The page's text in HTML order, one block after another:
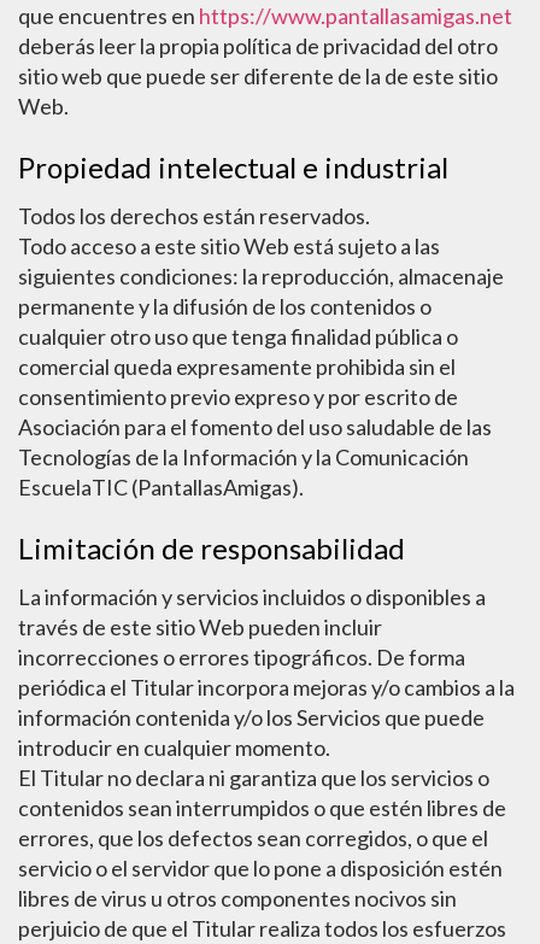
que encuentres en https://www.pantallasamigas.net
deberás leer la propia política de privacidad del otro
sitio web que puede ser diferente de la de este sitio
Web.
Propiedad intelectual e industrial
Todos los derechos están reservados.
Todo acceso a este sitio Web está sujeto a las
siguientes condiciones: la reproducción, almacenaje
permanente y la difusión de los contenidos o
cualquier otro uso que tenga finalidad pública o
comercial queda expresamente prohibida sin el
consentimiento previo expreso y por escrito de
Asociación para el fomento del uso saludable de las
Tecnologías de la Información y la Comunicación
EscuelaTIC (PantallasAmigas).
Limitación de responsabilidad
La información y servicios incluidos o disponibles a
través de este sitio Web pueden incluir
incorrecciones o errores tipográficos. De forma
periódica el Titular incorpora mejoras y/o cambios a la
información contenida y/o los Servicios que puede
introducir en cualquier momento.
El Titular no declara ni garantiza que los servicios o
contenidos sean interrumpidos o que estén libres de
errores, que los defectos sean corregidos, o que el
servicio o el servidor que lo pone a disposición estén
libres de virus u otros componentes nocivos sin
perjuicio de que el Titular realiza todos los esfuerzos